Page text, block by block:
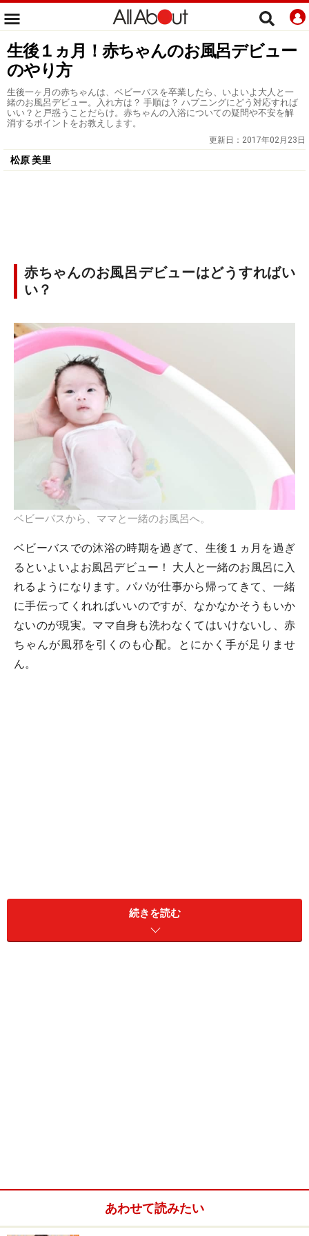
生後１ヵ月！赤ちゃんのお風呂デビュー
のやり方
生後一ヶ月の赤ちゃんは、ベビーバスを卒業したら、いよいよ大人と一
緒のお風呂デビュー。入れ方は？ 手順は？ ハプニングにどう対応すれば
いい？と戸惑うことだらけ。赤ちゃんの入浴についての疑問や不安を解
消するポイントをお教えします。
更新日： 2017年02月23日
松原 美里
赤ちゃんのお風呂デビューはどうすればい
い？
ベビーバスから、ママと一緒のお風呂へ。
ベビーバスでの沐浴の時期を過ぎて、生後１ヵ月を過ぎ
るといよいよお風呂デビュー！ 大人と一緒のお風呂に入
れるようになります。パパが仕事から帰ってきて、一緒
に手伝ってくれればいいのですが、なかなかそうもいか
ないのが現実。ママ自身も洗わなくてはいけないし、赤
ちゃんが風邪を引くのも心配。とにかく手が足りませ
ん。
お風呂デビューを前にしたママからは「自分が髪や体を
洗う間、赤ちゃんはどうすればいいの？」「赤ちゃんを
続きを読む
あわせて読みたい